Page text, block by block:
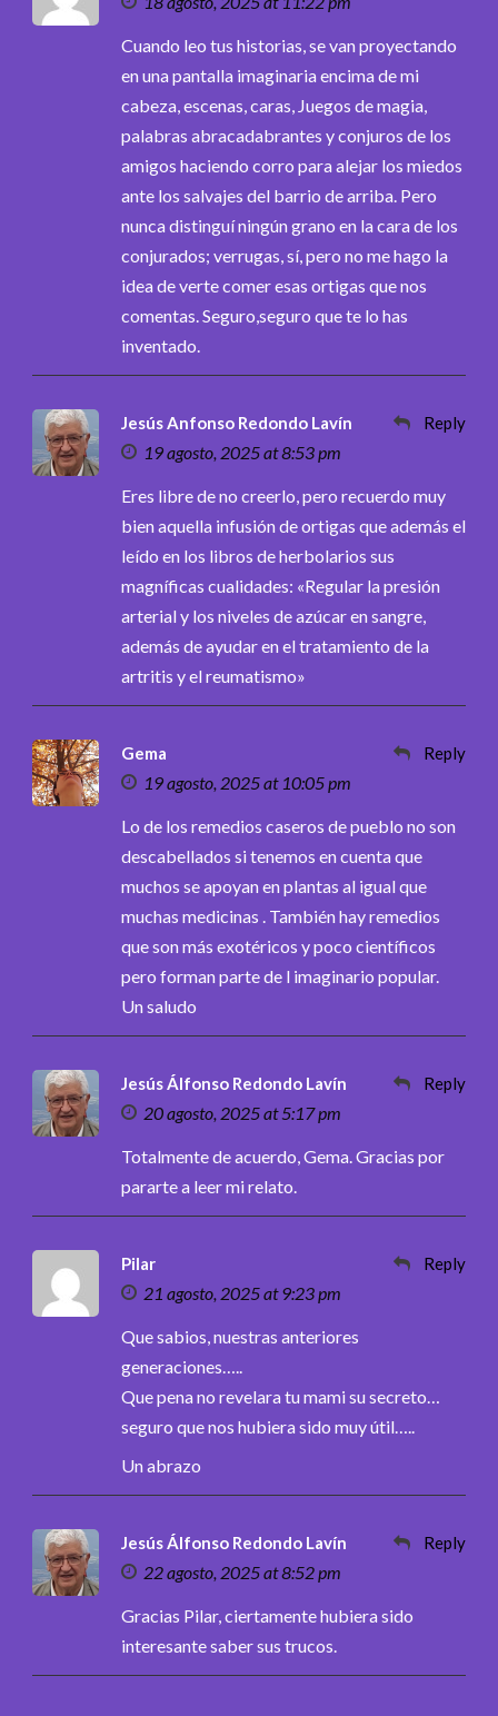
Cuando leo tus historias, se van proyectando
en una pantalla imaginaria encima de mi
cabeza, escenas, caras, Juegos de magia,
palabras abracadabrantes y conjuros de los
amigos haciendo corro para alejar los miedos
ante los salvajes del barrio de arriba. Pero
nunca distinguí ningún grano en la cara de los
conjurados; verrugas, sí, pero no me hago la
idea de verte comer esas ortigas que nos
comentas. Seguro,seguro que te lo has
inventado.
Jesús Anfonso Redondo Lavín
19 agosto, 2025 at 8:53 pm
Reply
Eres libre de no creerlo, pero recuerdo muy
bien aquella infusión de ortigas que además el
leído en los libros de herbolarios sus
magníficas cualidades: «Regular la presión
arterial y los niveles de azúcar en sangre,
además de ayudar en el tratamiento de la
artritis y el reumatismo»
Gema
19 agosto, 2025 at 10:05 pm
Reply
Lo de los remedios caseros de pueblo no son
descabellados si tenemos en cuenta que
muchos se apoyan en plantas al igual que
muchas medicinas . También hay remedios
que son más exotéricos y poco científicos
pero forman parte de l imaginario popular.
Un saludo
Jesús Álfonso Redondo Lavín
20 agosto, 2025 at 5:17 pm
Reply
Totalmente de acuerdo, Gema. Gracias por
pararte a leer mi relato.
Pilar
21 agosto, 2025 at 9:23 pm
Reply
Que sabios, nuestras anteriores
generaciones…..
Que pena no revelara tu mami su secreto…
seguro que nos hubiera sido muy útil…..
Un abrazo
Jesús Álfonso Redondo Lavín
22 agosto, 2025 at 8:52 pm
Reply
Gracias Pilar, ciertamente hubiera sido
interesante saber sus trucos.